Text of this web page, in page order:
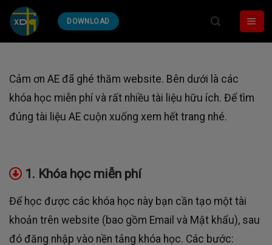
Skip
content
DOWNLOAD
Cảm ơn AE đã ghé thăm website. Bên dưới là các
khóa học miễn phí và rất nhiều tài liệu hữu ích. Để tìm
đúng tài liệu AE cuộn xuống xem hết trang nhé.
1. Khóa học miễn phí
Để học được các khóa học này bạn cần tạo một tài
khoản trên website (bao gồm Email và Mật khẩu), sau
đó đăng nhập vào nền tảng khóa học. Các bước: